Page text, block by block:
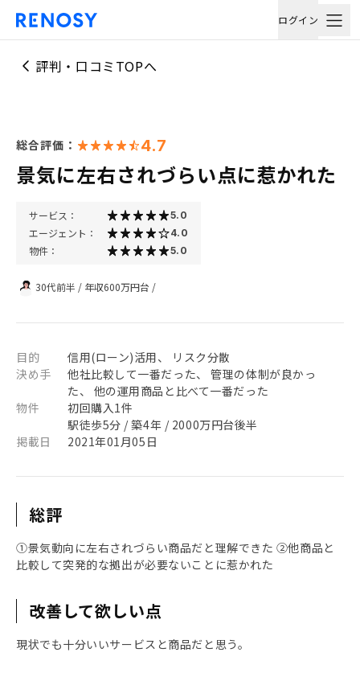
ログイン
評判・口コミTOPへ
総合評価： 4.7
景気に左右されづらい点に惹かれた
サービス： 5.0
エージェント： 4.0
物件： 5.0
30代前半 / 年収600万円台 /
目的
信用(ローン)活用、 リスク分散
決め手
他社比較して一番だった、 管理の体制が良かっ
た、 他の運用商品と比べて一番だった
物件
初回購入1件
駅徒歩5分 / 築4年 / 2000万円台後半
掲載日
2021年01月05日
総評
①景気動向に左右されづらい商品だと理解できた ②他商品と
比較して突発的な拠出が必要ないことに惹かれた
改善して欲しい点
現状でも十分いいサービスと商品だと思う。